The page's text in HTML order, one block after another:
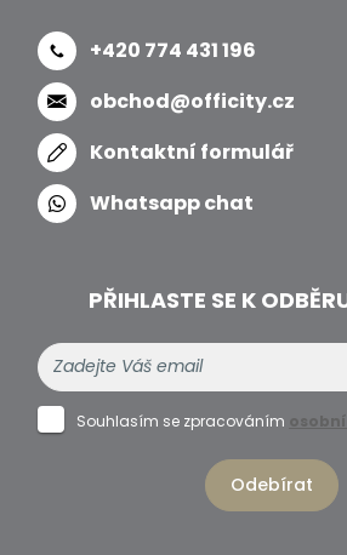
+420 774 431 196
obchod@officity.cz
Kontaktní formulář
Whatsapp chat
PŘIHLASTE SE K
Souhlasím se zpracováním
Odebírat